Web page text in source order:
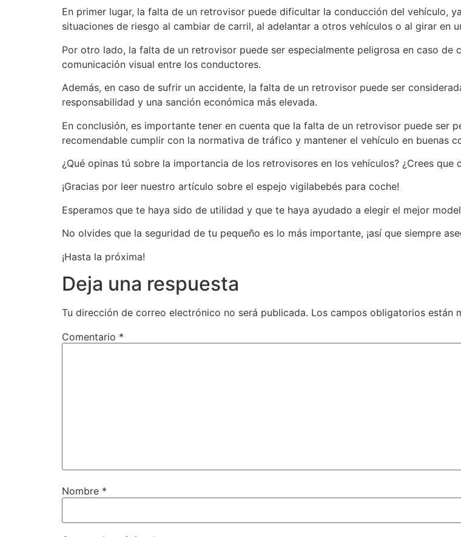
En primer lugar, la falta de un retrovisor puede dificultar la conducción del vehículo,
situaciones de riesgo al cambiar de carril, al adelantar a otros vehículos o al girar en
Por otro lado, la falta de un retrovisor puede ser especialmente peligrosa en caso de
comunicación visual entre los conductores.
Además, en caso de sufrir un accidente, la falta de un retrovisor puede ser
responsabilidad y una sanción económica más elevada.
En conclusión, es importante tener en cuenta que la falta de un retrovisor puede ser
recomendable cumplir con la normativa de tráfico y mantener el vehículo en buenas
¿Qué opinas tú sobre la importancia de los retrovisores en los vehículos? ¿Crees
¡Gracias por leer nuestro artículo sobre el espejo vigilabebés para coche!
Esperamos que te haya sido de utilidad y que te haya ayudado a elegir el mejor
No olvides que la seguridad de tu pequeño es lo más importante, ¡así que siempre
¡Hasta la próxima!
Deja una respuesta
Tu dirección de correo electrónico no será publicada. Los campos obligatorios están
Comentario *
Nombre *